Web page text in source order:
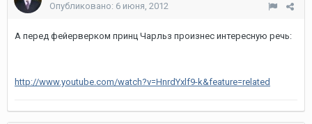
Опубликовано: 6 июня, 2012
А перед фейерверком принц Чарльз произнес интересную речь:
http://www.youtube.com/watch?v=HnrdYxlf9-k&feature=related